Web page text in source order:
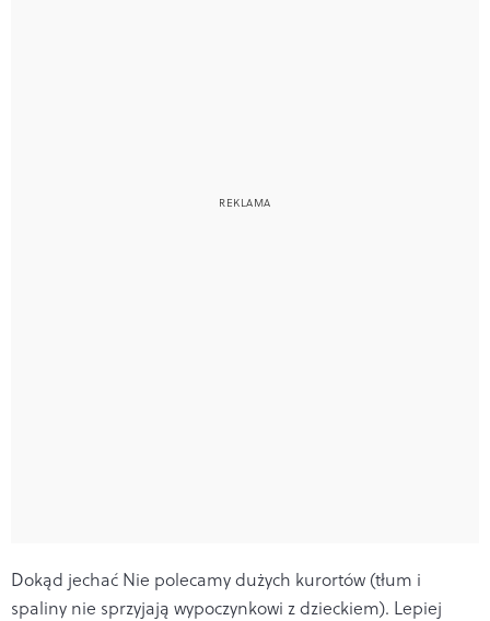
Dokąd jechać Nie polecamy dużych kurortów (tłum i
spaliny nie sprzyjają wypoczynkowi z dzieckiem). Lepiej